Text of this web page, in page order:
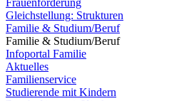
Frauenförderung
Gleichstellung: Strukturen
Familie & Studium/Beruf
Familie & Studium/Beruf
Infoportal Familie
Aktuelles
Familienservice
Studierende mit Kindern